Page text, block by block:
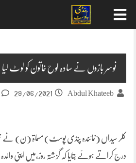
نوسر بازوں نے سادہ لوح خاتون کو لوٹ لیا
Abdul Khateeb
29/06/2021
کلر سیداں (نمائندہ پنڈی پوسٹ) مسماۃ (ن) نے
درج کراتے ہوئے بتایا کہ گزشتہ روز،میں اپنی